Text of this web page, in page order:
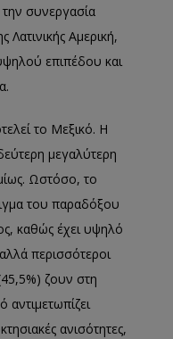
συνεργασία
Αμερική,
επιπέδου και
το Μεξικό. Η
μεγαλύτερη
Ωστόσο, το
του παραδόξου
καθώς έχει υψηλό
περισσότεροι
ζουν στη
ανισότητες,